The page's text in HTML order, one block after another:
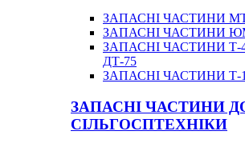
ЗАПАСНІ ЧАСТИНИ
ЗАПАСНІ ЧАСТИНИ
ЗАПАСНІ ЧАСТИНИ Т-
ДТ-75
ЗАПАСНІ ЧАСТИНИ Т-
ЗАПАСНІ ЧАСТИНИ
СІЛЬГОСПТЕХНІКИ